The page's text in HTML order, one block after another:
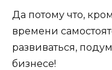
Да потому что,
времени
развиваться,
бизнесе!